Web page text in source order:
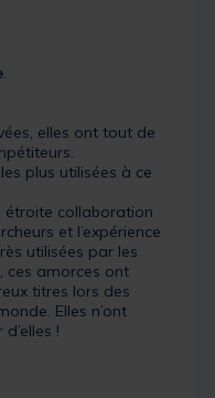
.
elles ont tout de
plus utilisées à ce
étroite collaboration
et l’expérience
utilisées par les
ces amorces ont
titres lors des
Elles n’ont
!